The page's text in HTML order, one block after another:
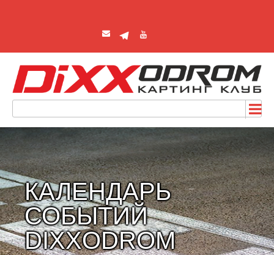
КАЛЕНДАРЬ
СОБЫТИЙ
DIXXODROM